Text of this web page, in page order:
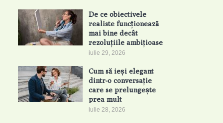
De ce obiectivele
realiste funcționează
mai bine decât
rezoluțiile ambițioase
iulie 29, 2026
Cum să ieși elegant
dintr-o conversație
care se prelungește
prea mult
iulie 28, 2026